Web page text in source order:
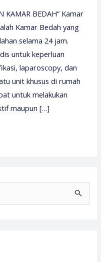
KAMAR BEDAH” Kamar
Kamar Bedah yang
selama 24 jam.
untuk keperluan
laparoscopy, dan
unit khusus di rumah
untuk melakukan
maupun […]